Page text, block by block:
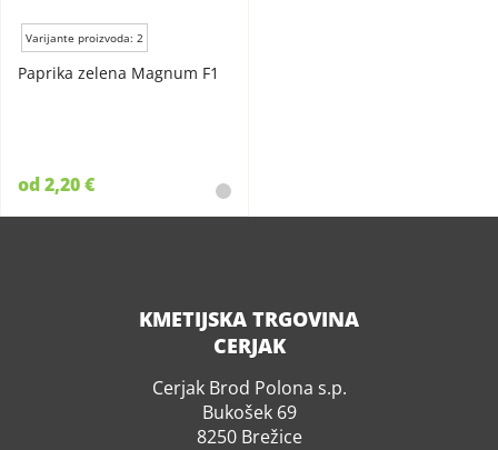
Varijante proizvoda: 2
Paprika zelena Magnum F1
od 2,20 €
KMETIJSKA TRGOVINA
CERJAK
Cerjak Brod Polona s.p.
Bukošek 69
8250 Brežice